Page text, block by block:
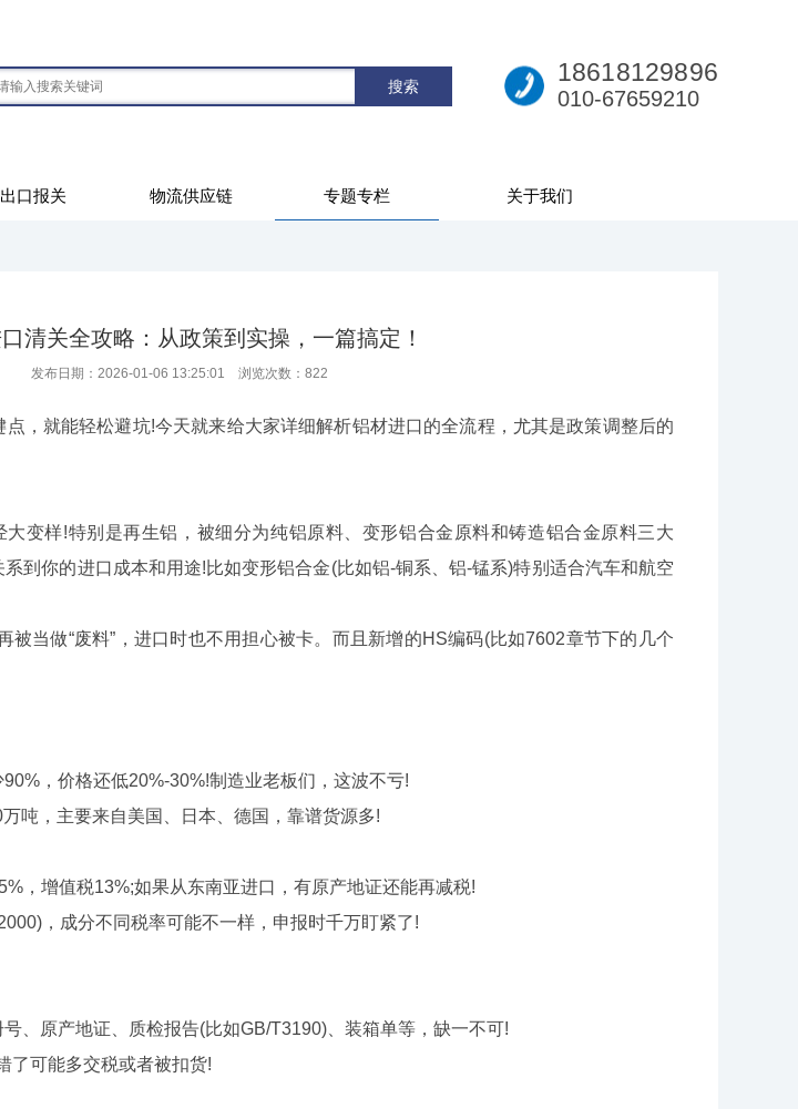
18618129896
010-67659210
口报关 物流供应链 专题专栏 关于我们
清关全攻略：从政策到实操，一篇搞定！
发布日期：2026-01-06 13:25:01 浏览次数： 822
就能轻松避坑!今天就来给大家详细解析铝材进口的全流程，尤其是政策调整后的
样!特别是再生铝，被细分为纯铝原料、变形铝合金原料和铸造铝合金原料三大
到你的进口成本和用途!比如变形铝合金(比如铝-铜系、铝-锰系)特别适合汽车和航空
当做“废料”，进口时也不用担心被卡。而且新增的HS编码(比如7602章节下的几个
，价格还低20%-30%!制造业老板们，这波不亏!
，主要来自美国、日本、德国，靠谱货源多!
增值税13%;如果从东南亚进口，有原产地证还能再减税!
，成分不同税率可能不一样，申报时千万盯紧了!
原产地证、质检报告(比如GB/T3190)、装箱单等，缺一不可!
可能多交税或者被扣货!